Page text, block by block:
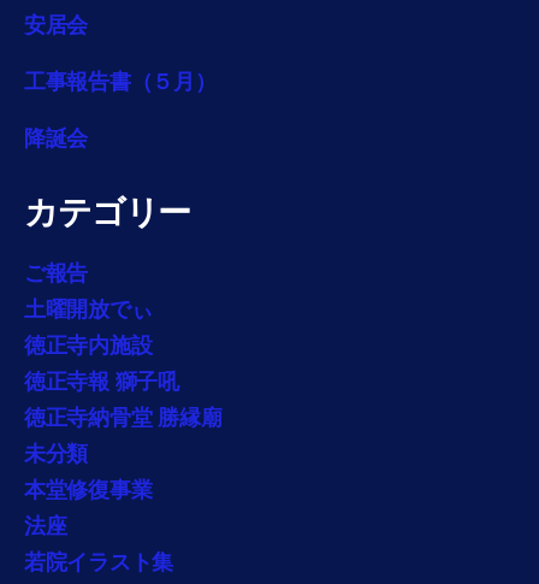
安居会
工事報告書（５月）
降誕会
カテゴリー
ご報告
土曜開放でぃ
徳正寺内施設
徳正寺報 獅子吼
徳正寺納骨堂 勝縁廟
未分類
本堂修復事業
法座
若院イラスト集